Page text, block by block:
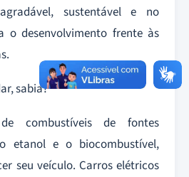
sustentável e no
o desenvolvimento frente às
sabia?
combustíveis de fontes
etanol e o biocombustível,
seu veículo. Carros elétricos